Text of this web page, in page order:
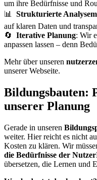
um ihre Bedürfnisse und
📊 Strukturierte
auf klaren Daten und
🔄 Iterative Planung: Wir
anpassen lassen – denn
Mehr über unseren
unserer Webseite.
Bildungsbauten:
unserer Planung
Gerade in unseren
weiter. Hier reicht es nicht
Kosten zu klären. Wir
die Bedürfnisse der
übersetzen, die Lernen und